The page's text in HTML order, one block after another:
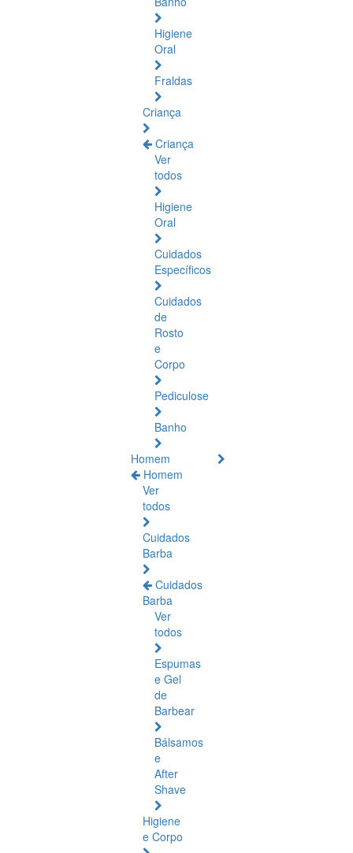
Higiene
Oral
Fraldas
Criança
Criança
Ver
todos
Higiene
Oral
Cuidados
Específicos
Cuidados
de
Rosto
e
Corpo
Pediculose
Banho
Homem
Homem
Ver
todos
Cuidados
Barba
Cuidados
Barba
Ver
todos
Espumas
e Gel
de
Barbear
Bálsamos
e
After
Shave
Higiene
e Corpo